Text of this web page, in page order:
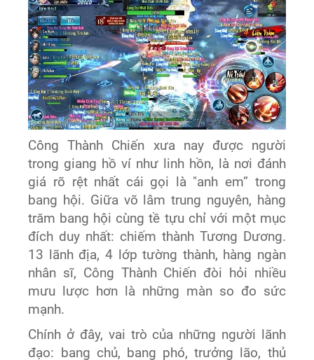
Công Thành Chiến xưa nay được người
trong giang hồ ví như linh hồn, là nơi đánh
giá rõ rệt nhất cái gọi là "anh em” trong
bang hội. Giữa võ lâm trung nguyên, hàng
trăm bang hội cùng tề tựu chỉ với một mục
đích duy nhất: chiếm thành Tương Dương.
13 lãnh địa, 4 lớp tường thành, hàng ngàn
nhân sĩ, Công Thành Chiến đòi hỏi nhiều
mưu lược hơn là những màn so đo sức
mạnh.
Chính ở đây, vai trò của những người lãnh
đạo: bang chủ, bang phó, trưởng lão, thủ